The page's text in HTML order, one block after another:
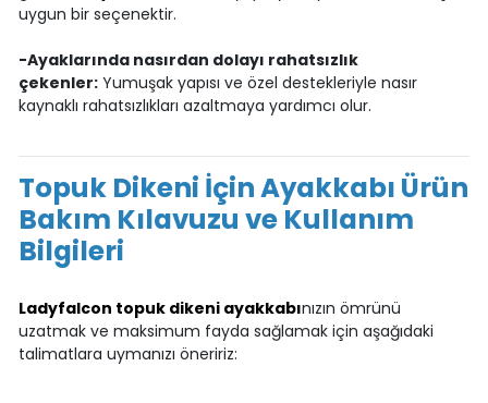
uygun bir seçenektir.
-Ayaklarında nasırdan dolayı rahatsızlık
çekenler:Yumuşak yapısı ve özel destekleriyle nasır
kaynaklı rahatsızlıkları azaltmaya yardımcı olur.
Topuk Dikeni İçin Ayakkabı Ürün
Bakım Kılavuzu ve Kullanım
Bilgileri
Ladyfalcon topuk dikeni ayakkabınızın ömrünü
uzatmak ve maksimum fayda sağlamak için aşağıdaki
talimatlara uymanızı öneririz: